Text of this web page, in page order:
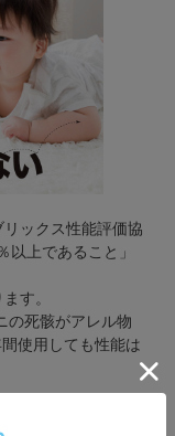
ックス性能評価協
上であること」
す。
の死骸がアレル物
使用しても性能は